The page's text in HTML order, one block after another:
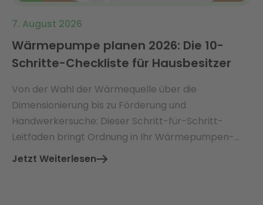
7. August 2026
Wärmepumpe planen 2026: Die 10-
Schritte-Checkliste für Hausbesitzer
Von der Wahl der Wärmequelle über die
Dimensionierung bis zu Förderung und
Handwerkersuche: Dieser Schritt-für-Schritt-
Leitfaden bringt Ordnung in Ihr Wärmepumpen-
Projekt.
Jetzt Weiterlesen